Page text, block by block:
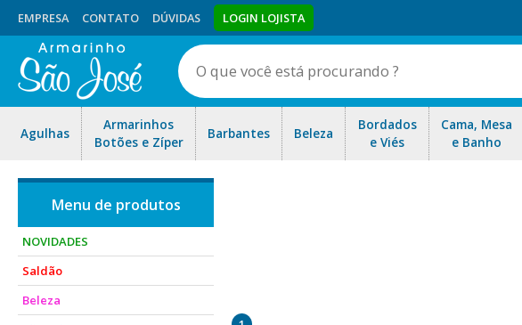
EMPRESA CONTATO DÚVIDAS LOGIN LOJISTA
Agulhas
Armarinhos
Botões e Zíper
Barbantes Beleza
Bordados
e Viés
Cama, Mesa
e Banho
NOVIDADES
Saldão
Beleza